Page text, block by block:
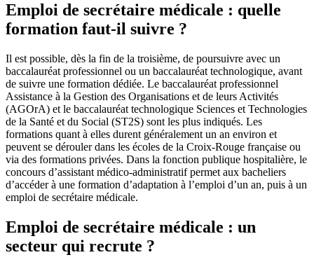
Emploi de secrétaire médicale : quelle
formation faut-il suivre ?
Il est possible, dès la fin de la troisième, de poursuivre avec un
baccalauréat professionnel ou un baccalauréat technologique, avant
de suivre une formation dédiée. Le baccalauréat professionnel
Assistance à la Gestion des Organisations et de leurs Activités
(AGOrA) et le baccalauréat technologique Sciences et Technologies
de la Santé et du Social (ST2S) sont les plus indiqués. Les
formations quant à elles durent généralement un an environ et
peuvent se dérouler dans les écoles de la Croix-Rouge française ou
via des formations privées. Dans la fonction publique hospitalière, le
concours d’assistant médico-administratif permet aux bacheliers
d’accéder à une formation d’adaptation à l’emploi d’un an, puis à un
emploi de secrétaire médicale.
Emploi de secrétaire médicale : un
secteur qui recrute ?